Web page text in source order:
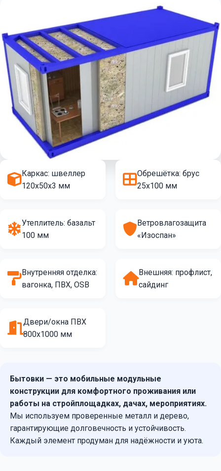
Каркас: швеллер
120х50х3 мм
Обрешётка: брус
25х100 мм
Утеплитель: базальт
100 мм
Ветровлагозащита
«Изоспан»
Внутренняя отделка:
вагонка, ПВХ, OSB
Внешняя: профлист,
сайдинг
Двери/окна ПВХ
800х1000 мм
Бытовки — это мобильные модульные
конструкции для комфортного проживания или
работы на стройплощадках, дачах, мероприятиях.
Мы используем проверенные металл и дерево,
гарантирующие долговечность и устойчивость.
Каждый элемент продуман для надёжности и уюта.